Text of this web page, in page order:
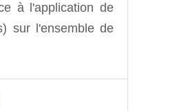
à l'application de
sur l'ensemble de